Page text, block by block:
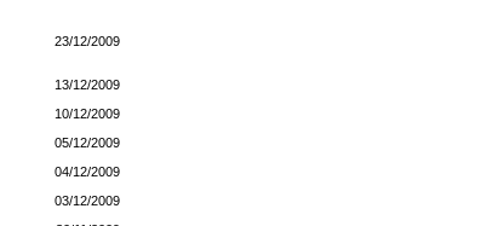
23/12/2009
13/12/2009
10/12/2009
05/12/2009
04/12/2009
03/12/2009